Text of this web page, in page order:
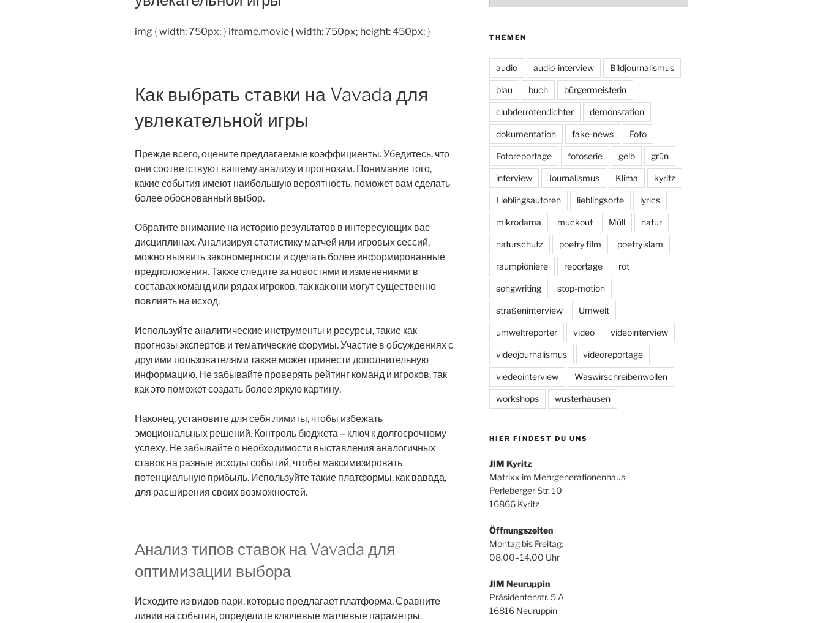
img { width: 750px; } iframe.movie { width: 750px; height: 450px; }
Как выбрать ставки на Vavada для
увлекательной игры
Прежде всего, оцените предлагаемые коэффициенты. Убедитесь, что
они соответствуют вашему анализу и прогнозам. Понимание того,
какие события имеют наибольшую вероятность, поможет вам сделать
более обоснованный выбор.
Обратите внимание на историю результатов в интересующих вас
дисциплинах. Анализируя статистику матчей или игровых сессий,
можно выявить закономерности и сделать более информированные
предположения. Также следите за новостями и изменениями в
составах команд или рядах игроков, так как они могут существенно
повлиять на исход.
Используйте аналитические инструменты и ресурсы, такие как
прогнозы экспертов и тематические форумы. Участие в обсуждениях с
другими пользователями также может принести дополнительную
информацию. Не забывайте проверять рейтинг команд и игроков, так
как это поможет создать более яркую картину.
Наконец, установите для себя лимиты, чтобы избежать
эмоциональных решений. Контроль бюджета – ключ к долгосрочному
успеху. Не забывайте о необходимости выставления аналогичных
ставок на разные исходы событий, чтобы максимизировать
потенциальную прибыль. Используйте такие платформы, как вавада,
для расширения своих возможностей.
Анализ типов ставок на Vavada для
оптимизации выбора
Исходите из видов пари, которые предлагает платформа. Сравните
линии на события, определите ключевые матчевые параметры.
THEMEN
audio audio-interview Bildjournalismus
blau buch bürgermeisterin
clubderrotendichter demonstation
dokumentation fake-news Foto
Fotoreportage fotoserie gelb grün
interview Journalismus Klima kyritz
Lieblingsautoren lieblingsorte lyrics
mikrodama muckout Müll natur
naturschutz poetry film poetry slam
raumpioniere reportage rot
songwriting stop-motion
straßeninterview Umwelt
umweltreporter video videointerview
videojournalismus videoreportage
viedeointerview Waswirschreibenwollen
workshops wusterhausen
HIER FINDEST DU UNS
JIM Kyritz
Matrixx im Mehrgenerationenhaus
Perleberger Str. 10
16866 Kyritz
Öffnungszeiten
Montag bis Freitag:
08.00–14.00 Uhr
JIM Neuruppin
Präsidentenstr. 5 A
16816 Neuruppin